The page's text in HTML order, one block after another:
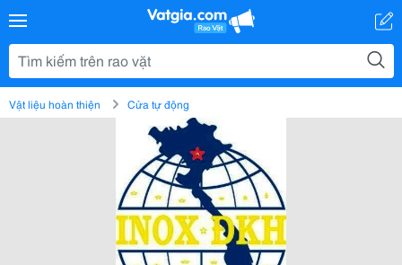
Vật liệu hoàn thiện Cửa tự động